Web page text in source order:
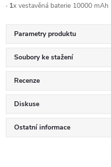
· 1x vestavěná baterie 10000 mAh
Parametry produktu
Soubory ke stažení
Recenze
Diskuse
Ostatní informace